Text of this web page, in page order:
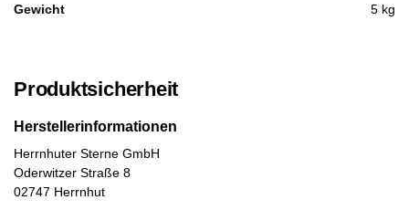
Gewicht 5 kg
Produktsicherheit
Herstellerinformationen
Herrnhuter Sterne GmbH
Oderwitzer Straße 8
02747 Herrnhut